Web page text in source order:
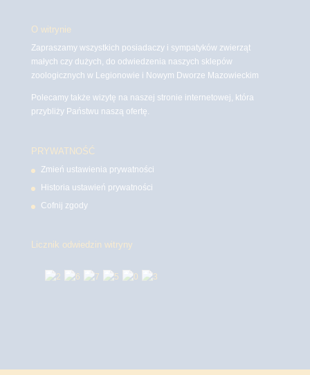
O witrynie
Zapraszamy wszystkich posiadaczy i sympatyków zwierząt
małych czy dużych, do odwiedzenia naszych sklepów
zoologicznych w Legionowie i Nowym Dworze Mazowieckim
Polecamy także wizytę na naszej stronie internetowej, która
przybliży Państwu naszą ofertę.
PRYWATNOŚĆ
Zmień ustawienia prywatności
Historia ustawień prywatności
Cofnij zgody
Licznik odwiedzin witryny